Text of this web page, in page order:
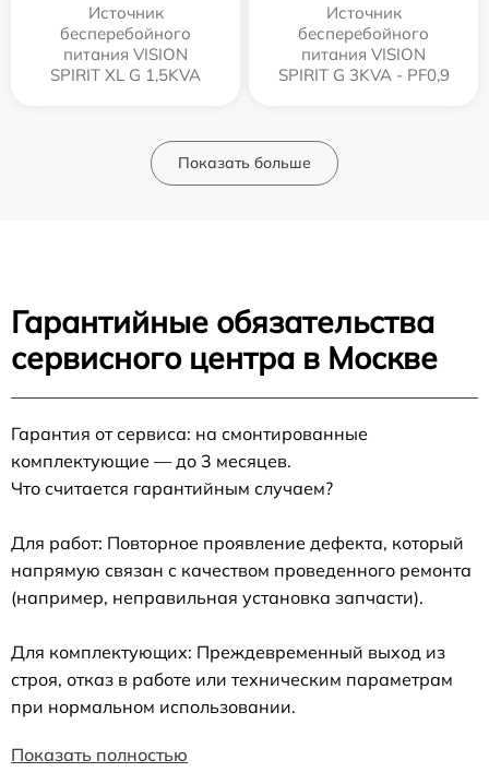
Источник
бесперебойного
питания VISION
SPIRIT XL G 1,5KVA
Источник
бесперебойного
питания VISION
SPIRIT G 3KVA - PF0,9
Показать больше
Гарантийные обязательства
сервисного центра в Москве
Гарантия от сервиса: на смонтированные
комплектующие — до 3 месяцев.
Что считается гарантийным случаем?
Для работ: Повторное проявление дефекта, который
напрямую связан с качеством проведенного ремонта
(например, неправильная установка запчасти).
Для комплектующих: Преждевременный выход из
строя, отказ в работе или техническим параметрам
при нормальном использовании.
Показать полностью